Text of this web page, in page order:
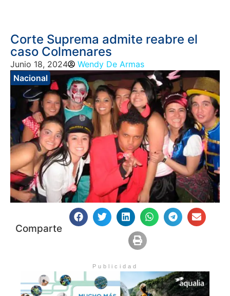
Corte Suprema admite reabre el
caso Colmenares
Junio 18, 2024
Wendy De Armas
Nacional
Comparte
Publicidad